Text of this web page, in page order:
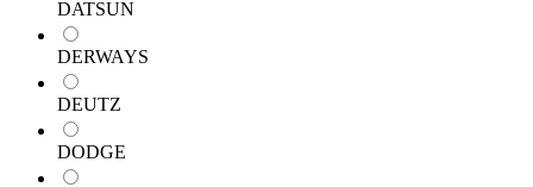
DATSUN
DERWAYS
DEUTZ
DODGE